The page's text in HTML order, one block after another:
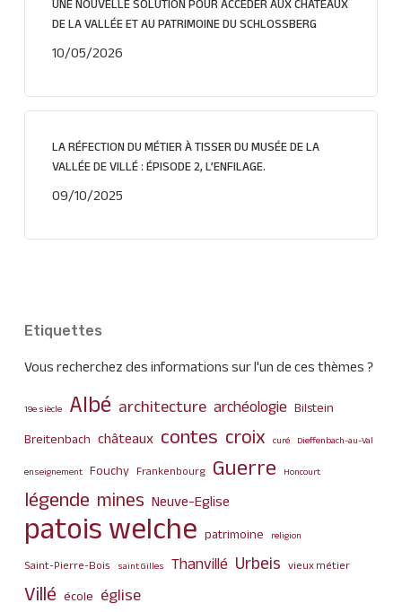
UNE NOUVELLE SOLUTION POUR ACCÉDER AUX CHÂTEAUX
DE LA VALLÉE ET AU PATRIMOINE DU SCHLOSSBERG
10/05/2026
LA RÉFECTION DU MÉTIER À TISSER DU MUSÉE DE LA
VALLÉE DE VILLÉ : ÉPISODE 2, L’ENFILAGE.
09/10/2025
Etiquettes
Vous recherchez des informations sur l'un de ces thèmes ?
19e siècle Albé architecture archéologie Bilstein
Breitenbach châteaux contes croix curé Dieffenbach-au-Val
enseignement Fouchy Frankenbourg Guerre Honcourt
légende mines Neuve-Eglise
patois welche patrimoine religion
Saint-Pierre-Bois saint Gilles Thanvillé Urbeis vieux métier
Villé école église